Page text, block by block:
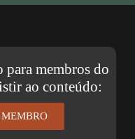
para membros do
ao conteúdo:
MEMBRO